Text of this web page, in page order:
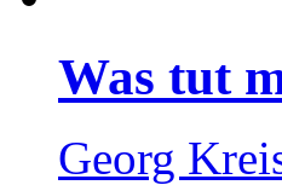
Was tut
Georg